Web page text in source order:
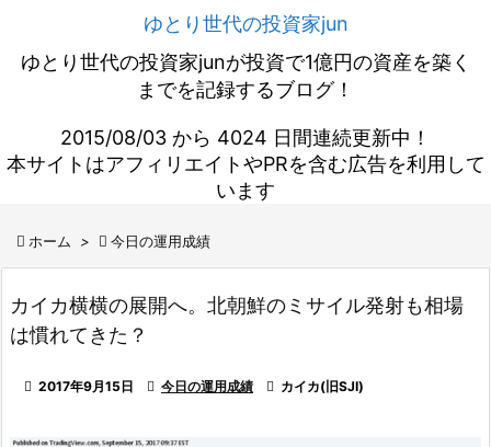
ゆとり世代の投資家jun
ゆとり世代の投資家junが投資で1億円の資産を築く
までを記録するブログ！
2015/08/03 から 4024 日間連続更新中！
本サイトはアフィリエイトやPRを含む広告を利用して
います
 ホーム >  今日の運用成績
カイカ横横の展開へ。北朝鮮のミサイル発射も相場
は慣れてきた？
 2017年9月15日  今日の運用成績  カイカ(旧SJI)